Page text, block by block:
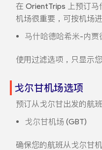
在 OrientTrips 上预订
机场很重要，可按机场
马什哈德哈希米-内贾
使用过滤选项，只显示
戈尔甘机场选项
预订从戈尔甘出发的航
戈尔甘机场 (GBT)
确保您的航班从戈尔甘